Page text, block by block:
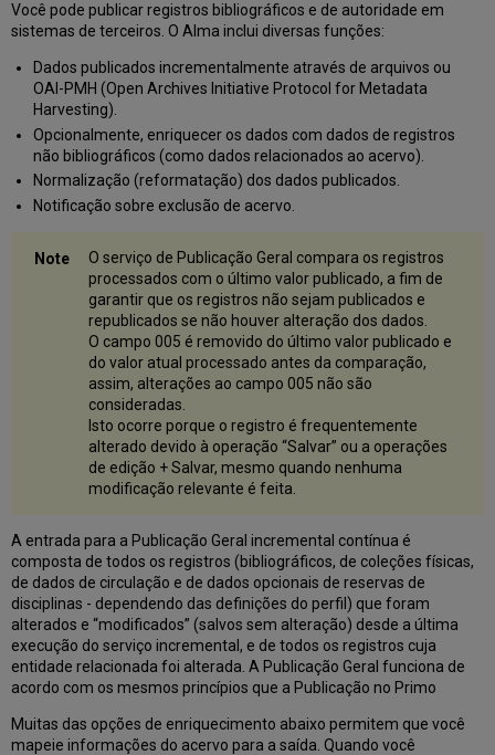
Compartilhar
Perfis
de
Publicação
na
Área
da
Comunidade
Formato
de
Publicados
Você pode publicar registros bibliográficos e de autoridade em
sistemas de terceiros. O Alma inclui diversas funções:
Dados publicados incrementalmente através de arquivos ou
OAI-PMH (Open Archives Initiative Protocol for Metadata
Harvesting).
Opcionalmente, enriquecer os dados com dados de registros
não bibliográficos (como dados relacionados ao acervo).
Normalização (reformatação) dos dados publicados.
Notificação sobre exclusão de acervo.
O serviço de Publicação Geral compara os registros
processados com o último valor publicado, a fim de
garantir que os registros não sejam publicados e
republicados se não houver alteração dos dados.
O campo 005 é removido do último valor publicado e
do valor atual processado antes da comparação,
assim, alterações ao campo 005 não são
consideradas.
Isto ocorre porque o registro é frequentemente
alterado devido à operação “Salvar” ou a operações
de edição + Salvar, mesmo quando nenhuma
modificação relevante é feita.
A entrada para a Publicação Geral incremental contínua é
composta de todos os registros (bibliográficos, de coleções físicas,
de dados de circulação e de dados opcionais de reservas de
disciplinas - dependendo das definições do perfil) que foram
alterados e “modificados” (salvos sem alteração) desde a última
execução do serviço incremental, e de todos os registros cuja
entidade relacionada foi alterada. A Publicação Geral funciona de
acordo com os mesmos princípios que a Publicação no Primo
Muitas das opções de enriquecimento abaixo permitem que você
mapeie informações do acervo para a saída. Quando você